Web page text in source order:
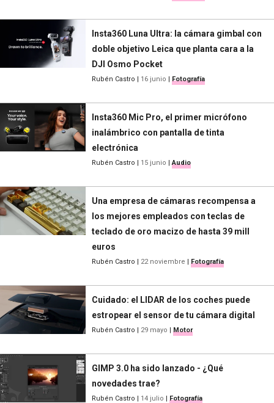
Insta360 Luna Ultra: la cámara gimbal con
doble objetivo Leica que planta cara a la
DJI Osmo Pocket
Rubén Castro | 16 junio | Fotografía
Insta360 Mic Pro, el primer micrófono
inalámbrico con pantalla de tinta
electrónica
Rubén Castro | 15 junio |Audio
Una empresa de cámaras recompensa a
los mejores empleados con teclas de
teclado de oro macizo de hasta 39 mill
euros
Rubén Castro | 22 noviembre | Fotografía
Cuidado: el LIDAR de los coches puede
estropear el sensor de tu cámara digital
Rubén Castro | 29 mayo | Motor
GIMP 3.0 ha sido lanzado - ¿Qué
novedades trae?
Rubén Castro | 14 julio | Fotografía